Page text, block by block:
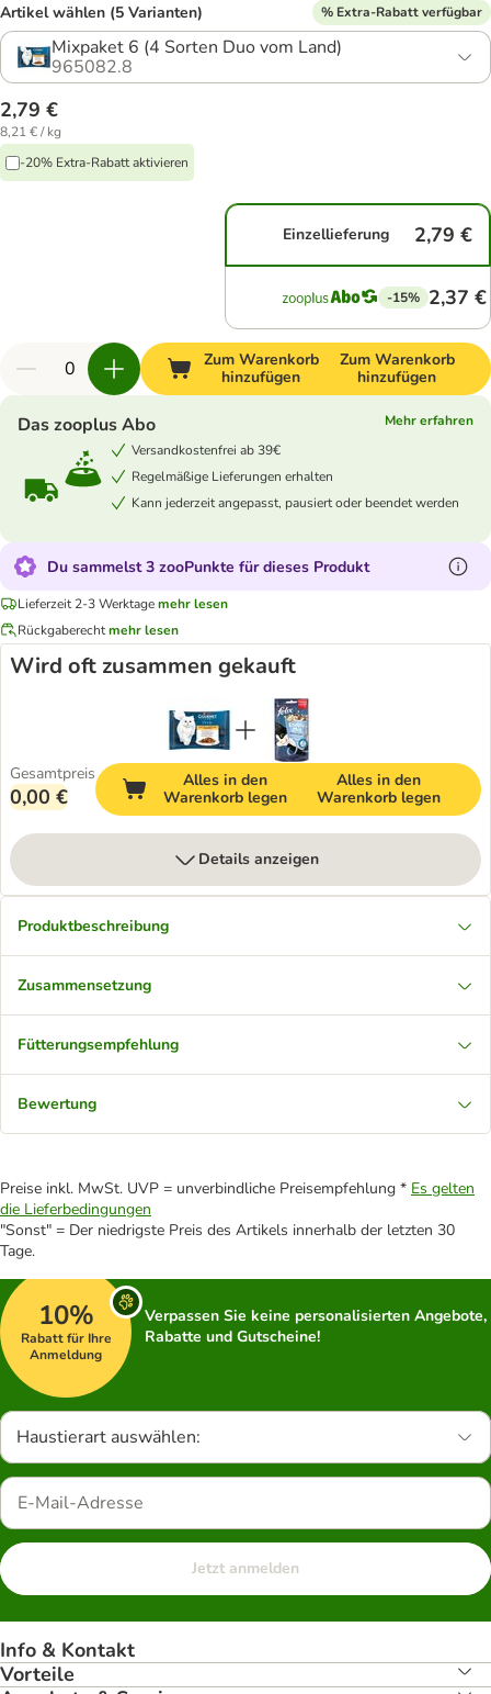
Artikel wählen (5 Varianten) % Extra-Rabatt verfügbar
Mixpaket 6 (4 Sorten Duo vom Land)
965082.8
2,79 €
8,21 € / kg
-20% Extra-Rabatt aktivieren
Einzellieferung 2,79 €
-15% 2,37 €
Zum Warenkorb
hinzufügen
Zum Warenkorb
hinzufügen
Das zooplus Abo
Mehr erfahren
Versandkostenfrei ab 39€
Regelmäßige Lieferungen erhalten
Kann jederzeit angepasst, pausiert oder beendet werden
Du sammelst 3 zooPunkte für dieses Produkt
Lieferzeit 2-3 Werktagemehr lesen
Rückgaberechtmehr lesen
Wird oft zusammen gekauft
Gesamtpreis
0,00 €
Alles in den
Warenkorb legen
Alles in den
Warenkorb legen
Details anzeigen
Produktbeschreibung
Zusammensetzung
Fütterungsempfehlung
Bewertung
Preise inkl. MwSt. UVP = unverbindliche Preisempfehlung * Es gelten
die Lieferbedingungen
"Sonst" = Der niedrigste Preis des Artikels innerhalb der letzten 30
Tage.
10%
Rabatt für Ihre
Anmeldung
Verpassen Sie keine personalisierten Angebote,
Rabatte und Gutscheine!
Haustierart auswählen:
Jetzt anmelden
Info & Kontakt
Vorteile